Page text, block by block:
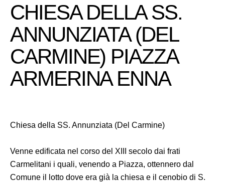
CHIESA DELLA SS.
ANNUNZIATA (DEL
CARMINE) PIAZZA
ARMERINA ENNA
Chiesa della SS. Annunziata (Del Carmine)
Venne edificata nel corso del XIII secolo dai frati
Carmelitani i quali, venendo a Piazza, ottennero dal
Comune il lotto dove era già la chiesa e il cenobio di S.